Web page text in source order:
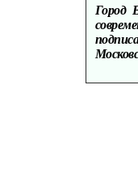
Город